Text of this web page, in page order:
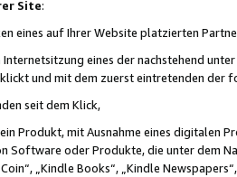
Site:
eines auf Ihrer Website platzierten
eines der nachstehend
und mit dem zuerst eintretenden der
seit dem Klick,
Produkt, mit Ausnahme eines digitalen
Software oder Produkte, die unter dem
„Kindle Books“, „Kindle